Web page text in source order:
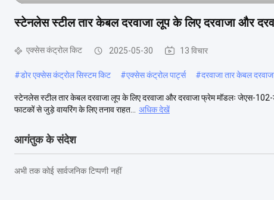
स्टेनलेस स्टील तार केबल दरवाजा लूप के लिए दरवाजा और
एक्सेस कंट्रोल किट 2025-05-30 13 विचार
#डोर एक्सेस कंट्रोल सिस्टम किट #एक्सेस कंट्रोल पार्ट्स #दरवाजा तार केबल
स्टेनलेस स्टील तार केबल दरवाजा लूप के लिए दरवाजा और दरवाजा फ्रेम मॉडलः जेएस-
फाटकों से जुड़े वायरिंग के लिए तनाव राहत...
अधिक देखें
आगंतुक के संदेश
अभी तक कोई सार्वजनिक टिप्पणी नहीं